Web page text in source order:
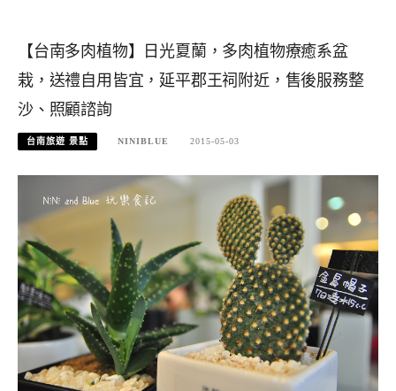
【台南多肉植物】日光夏蘭，多肉植物療癒系盆
栽，送禮自用皆宜，延平郡王祠附近，售後服務整
沙、照顧諮詢
台南旅遊 景點 NINIBLUE 2015-05-03